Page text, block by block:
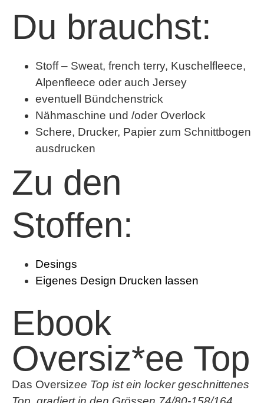
Du brauchst:
Stoff – Sweat, french terry, Kuschelfleece,
Alpenfleece oder auch Jersey
eventuell Bündchenstrick
Nähmaschine und /oder Overlock
Schere, Drucker, Papier zum Schnittbogen
ausdrucken
Zu den
Stoffen:
Desings
Eigenes Design Drucken lassen
Ebook
Oversiz*ee Top
Das Oversizee Top ist ein locker geschnittenes